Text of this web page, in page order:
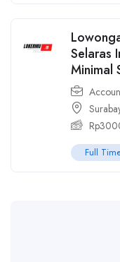
Selaras
Minimal
Rp
Full